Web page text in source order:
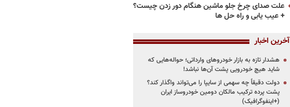
علت صدای چرخ جلو ماشین هنگام دور زدن چیست؟
+ عیب یابی و راه حل ها
آخرین اخبار
هشدار تازه به بازار خودروهای وارداتی؛ حواله‌هایی که
شاید هیچ خودرویی پشت آن‌ها نباشد!
دولت دقیقاً چه سهمی از سایپا را می‌تواند واگذار کند؟
پشت پرده ترکیب مالکان دومین خودروساز ایران
(+اینفوگرافیک)